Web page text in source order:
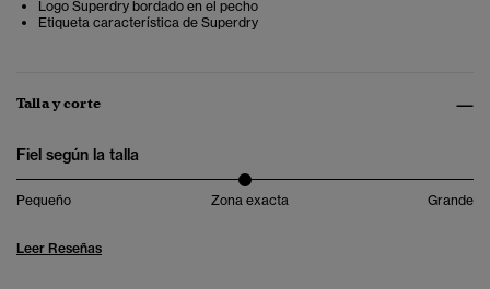
Logo Superdry bordado en el pecho
Etiqueta característica de Superdry
Talla y corte
Fiel según la talla
Pequeño Zona exacta Grande
Leer Reseñas